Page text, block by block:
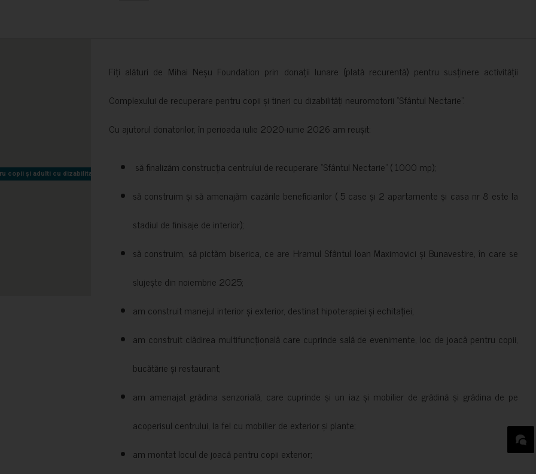
copii și adulti cu dizabilitati neuromotorii Sfântul Nectarie
copii și adulti cu dizabilitati neuromotorii Sfântul Nectarie
Fiți alături de Mihai Neșu Foundation prin donații lunare (plată recurentă) pentru susținere activității
Complexului de recuperare pentru copii și tineri cu dizabilități neuromotorii ”Sfântul Nectarie”.
Cu ajutorul donatorilor, în perioada iulie 2020-iunie 2026 am reușit:
să finalizăm construcția centrului de recuperare ”Sfântul Nectarie” ( 1000 mp);
să construim și să amenajăm cazările beneficiarilor ( 5 case și 2 apartamente și casa nr 8 este la
stadiul de finisaje de interior);
să construim, să pictăm biserica, ce are Hramul Sfântul Ioan Maximovici și Bunavestire, în care se
slujește din noiembrie 2025;
am construit manejul interior și exterior, destinat hipoterapiei și echitației;
am construit clădirea multifuncțională care cuprinde sală de evenimente, loc de joacă pentru copii,
bucătărie și restaurant;
am amenajat grădina senzorială, care cuprinde și un iaz și mobilier de grădină și grădina de pe
acoperisul centrului, la fel cu mobilier de exterior și plante;
am montat locul de joacă pentru copii exterior;